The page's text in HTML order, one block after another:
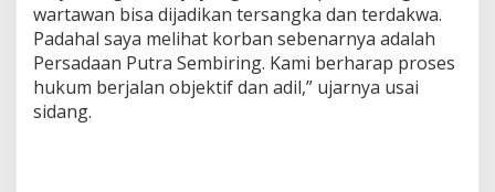
wartawan bisa dijadikan tersangka dan terdakwa.
Padahal saya melihat korban sebenarnya adalah
Persadaan Putra Sembiring. Kami berharap proses
hukum berjalan objektif dan adil,” ujarnya usai
sidang.